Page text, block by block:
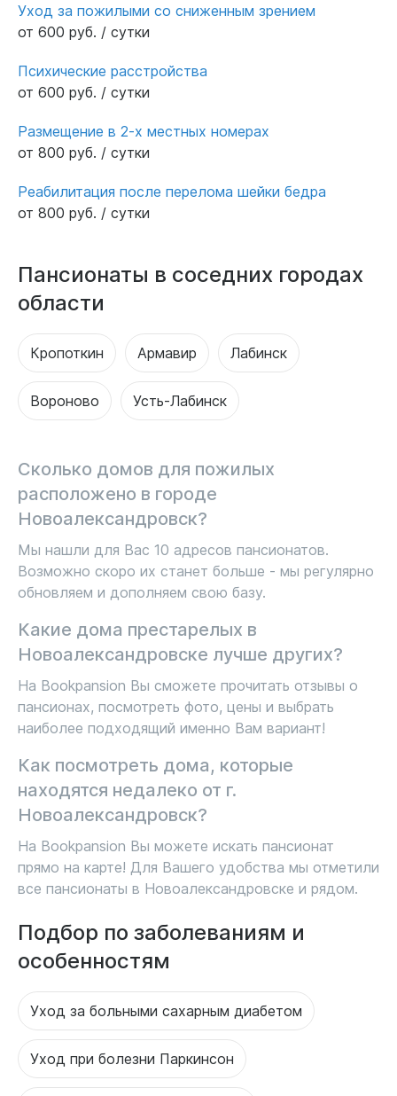
Уход за пожилыми со сниженным зрением
от 600 руб. / сутки
Психические расстройства
от 600 руб. / сутки
Размещение в 2-х местных номерах
от 800 руб. / сутки
Реабилитация после перелома шейки бедра
от 800 руб. / сутки
Пансионаты в соседних городах
области
Кропоткин Армавир Лабинск
Вороново Усть-Лабинск
Сколько домов для пожилых
расположено в городе
Новоалександровск?
Мы нашли для Вас 10 адресов пансионатов.
Возможно скоро их станет больше - мы регулярно
обновляем и дополняем свою базу.
Какие дома престарелых в
Новоалександровске лучше других?
На Bookpansion Вы сможете прочитать отзывы о
пансионах, посмотреть фото, цены и выбрать
наиболее подходящий именно Вам вариант!
Как посмотреть дома, которые
находятся недалеко от г.
Новоалександровск?
На Bookpansion Вы можете искать пансионат
прямо на карте! Для Вашего удобства мы отметили
все пансионаты в Новоалександровске и рядом.
Подбор по заболеваниям и
особенностям
Уход за больными сахарным диабетом
Уход при болезни Паркинсон